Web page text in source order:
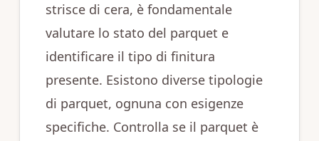
strisce di cera, è fondamentale
valutare lo stato del parquet e
identificare il tipo di finitura
presente. Esistono diverse tipologie
di parquet, ognuna con esigenze
specifiche. Controlla se il parquet è